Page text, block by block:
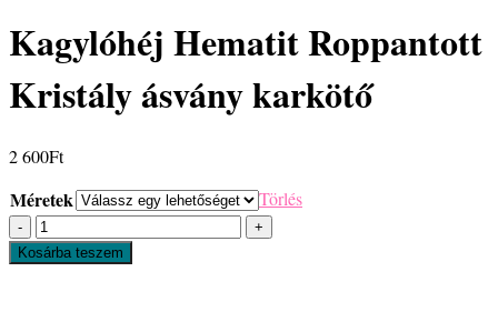
Kagylóhéj Hematit Roppantott
Kristály ásvány karkötő
2 600Ft
Méretek
Törlés
Kagylóhéj
Hematit
Roppantott
Kosárba teszem